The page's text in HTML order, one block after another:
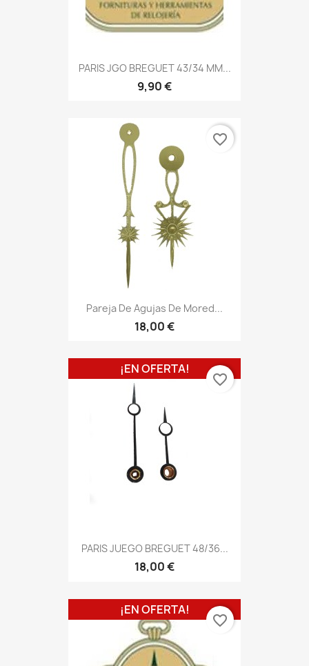
PARIS JGO BREGUET 43/34 MM...
9,90 €
Pareja De Agujas De Mored...
18,00 €
favorite_border
PARIS JUEGO BREGUET 48/36...
18,00 €
¡EN OFERTA!
favorite_border
¡EN OFERTA!
favorite_border